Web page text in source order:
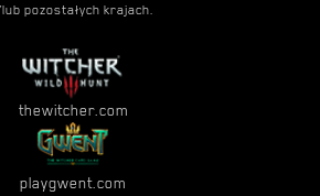
pozostałych krajach.
thewitcher.com
playgwent.com